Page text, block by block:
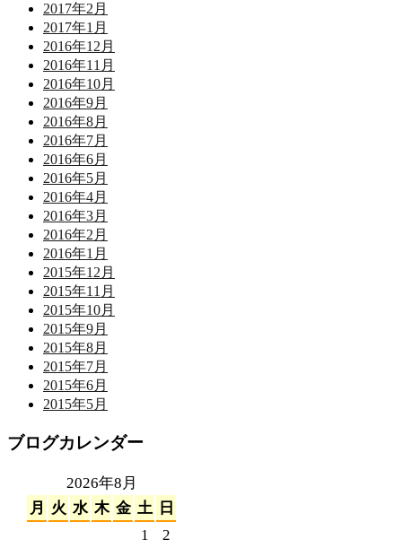
2017年2月
2017年1月
2016年12月
2016年11月
2016年10月
2016年9月
2016年8月
2016年7月
2016年6月
2016年5月
2016年4月
2016年3月
2016年2月
2016年1月
2015年12月
2015年11月
2015年10月
2015年9月
2015年8月
2015年7月
2015年6月
2015年5月
ブログカレンダー
2026年8月
月 火 水 木 金 土 日
1
2